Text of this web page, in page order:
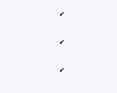
✔︎
✔︎
✔︎